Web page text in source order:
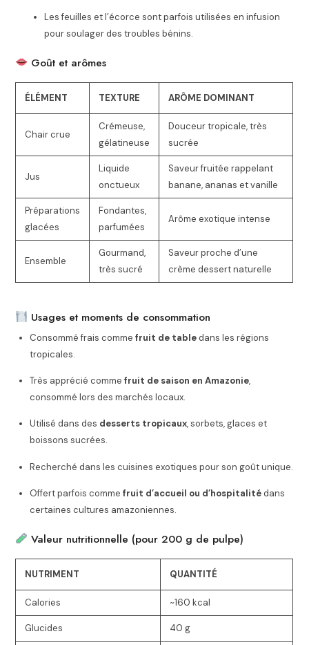
Les feuilles et l’écorce sont parfois utilisées en infusion
pour soulager des troubles bénins.
Goût et arômes
ÉLÉMENT TEXTURE ARÔME DOMINANT
Chair crue
Crémeuse,
gélatineuse
Douceur tropicale, très
sucrée
Jus
Liquide
onctueux
Saveur fruitée rappelant
banane, ananas et vanille
Préparations
glacées
Fondantes,
parfumées
Arôme exotique intense
Ensemble
Gourmand,
très sucré
Saveur proche d’une
crème dessert naturelle
Usages et moments de consommation
Consommé frais commefruit de tabledans les régions
tropicales.
Très apprécié commefruit de saison en Amazonie,
consommé lors des marchés locaux.
Utilisé dans des desserts tropicaux, sorbets, glaces et
boissons sucrées.
Recherché dans les cuisines exotiques pour son goût unique.
Offert parfois commefruit d’accueil ou d’hospitalitédans
certaines cultures amazoniennes.
Valeur nutritionnelle (pour 200 g de pulpe)
NUTRIMENT QUANTITÉ
Calories ~160 kcal
Glucides 40 g